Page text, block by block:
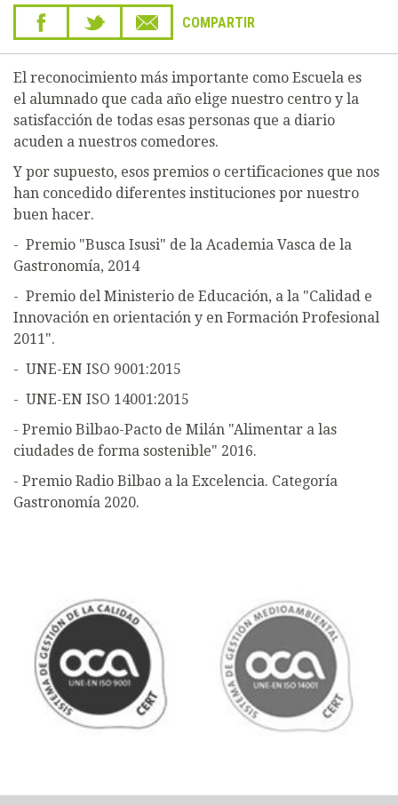
COMPARTIR
El reconocimiento más importante como Escuela es
el alumnado que cada año elige nuestro centro y la
satisfacción de todas esas personas que a diario
acuden a nuestros comedores.
Y por supuesto, esos premios o certificaciones que nos
han concedido diferentes instituciones por nuestro
buen hacer.
- Premio "Busca Isusi" de la Academia Vasca de la
Gastronomía, 2014
- Premio del Ministerio de Educación, a la "Calidad e
Innovación en orientación y en Formación Profesional
2011".
- UNE-EN ISO 9001:2015
- UNE-EN ISO 14001:2015
- Premio Bilbao-Pacto de Milán "Alimentar a las
ciudades de forma sostenible" 2016.
- Premio Radio Bilbao a la Excelencia. Categoría
Gastronomía 2020.